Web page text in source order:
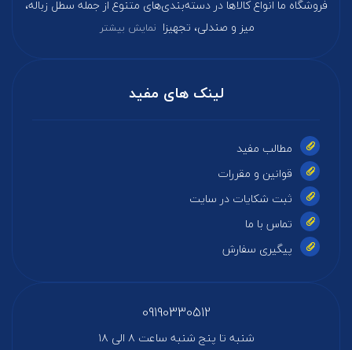
فروشگاه ما انواع کالاها در دسته‌بندی‌های متنوع از جمله سطل زباله،
میز و صندلی، تجهیزا نمایش بیشتر
لینک های مفید
مطالب مفید
قوانین و مقررات
ثبت شکایات در سایت
تماس با ما
پیگیری سفارش
09190330512
شنبه تا پنج شنبه ساعت ۸ الی ۱۸